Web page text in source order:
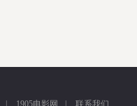
1905电影网 联系我们